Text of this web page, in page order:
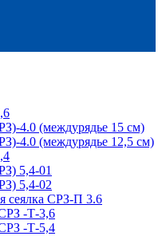
4.0 (междурядье 15 см)
4.0 (междурядье 12,5 см)
5,4-01
5,4-02
сеялка СРЗ-П 3.6
-Т-3,6
-Т-5,4